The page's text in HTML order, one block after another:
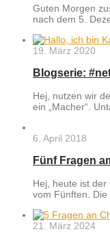
Guten Morgen
nach dem 5.
19. März 2020
Blogserie:
Hej, nutzen wir
ein „Macher“.
6. April 2018
Fünf Fragen
Hej, heute ist
vom Fünften. Die
21. März 2024